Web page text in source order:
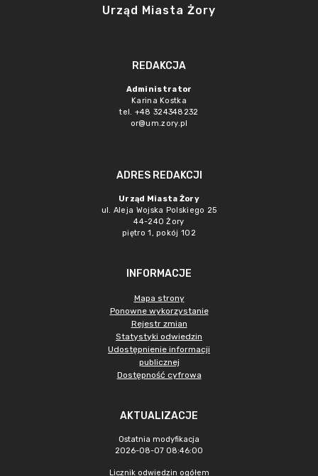
Urząd Miasta Żory
REDAKCJA
Administrator
Karina Kostka
tel. +48 324348232
or@um.zory.pl
ADRES REDAKCJI
Urząd Miasta Żory
ul. Aleja Wojska Polskiego 25
44-240 Żory
piętro 1, pokój 102
INFORMACJE
Mapa strony
Ponowne wykorzystanie
Rejestr zmian
Statystyki odwiedzin
Udostępnienie informacji
publicznej
Dostępność cyfrowa
AKTUALIZACJE
Ostatnia modyfikacja
2026-08-07 08:46:00
Licznik odwiedzin ogółem